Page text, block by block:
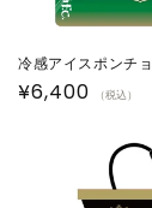
冷感アイスポンチョ
通
¥6,400 （税込）